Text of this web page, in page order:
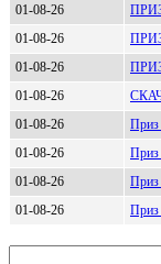
01-08-26
01-08-26
01-08-26
01-08-26
01-08-26
01-08-26
Приз
01-08-26
Приз
01-08-26
Приз